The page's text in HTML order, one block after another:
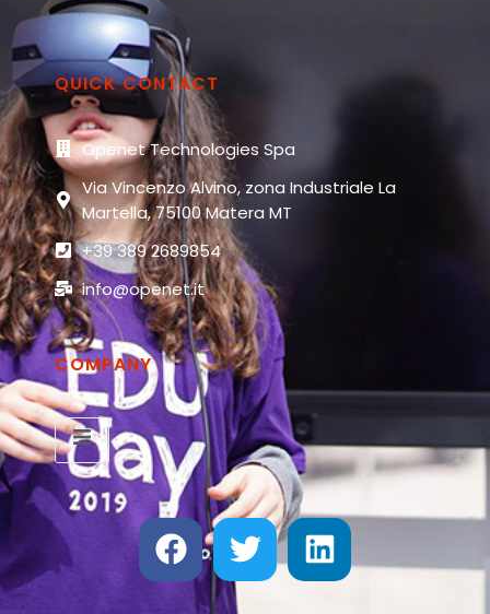
QUICK CONTACT
Openet Technologies Spa
Via Vincenzo Alvino, zona Industriale La
Martella, 75100 Matera MT
+39 389 2689854
info@openet.it
COMPANY